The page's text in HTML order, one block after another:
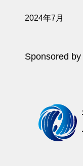
2024年7月
Sponsored by